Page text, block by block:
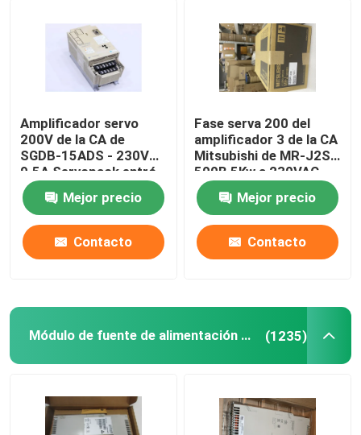
Amplificador servo
200V de la CA de
SGDB-15ADS - 230V
9.5A Servopack entró
10 amperios
Mejor precio
Contacto
Fase serva 200 del
amplificador 3 de la CA
Mitsubishi de MR-J2S-
500B 5Kw a 230VAC
50/60Hz
Mejor precio
Contacto
Módulo de fuente de alimentación redundante (1235)